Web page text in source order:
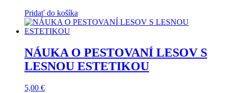
Pridať do košíka
NÁUKA O PESTOVANÍ LESOV S
LESNOU ESTETIKOU
5,00 €